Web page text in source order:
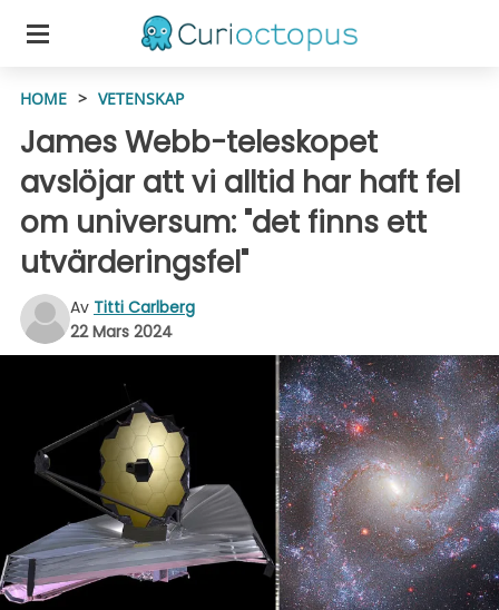
HOME > VETENSKAP
James Webb-teleskopet
avslöjar att vi alltid har haft fel
om universum: "det finns ett
utvärderingsfel"
Av Titti Carlberg
22 Mars 2024